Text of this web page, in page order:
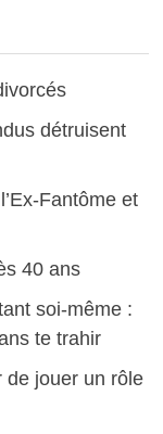
détruisent
Fantôme et
40 ans
soi-même :
te trahir
de jouer un rôle